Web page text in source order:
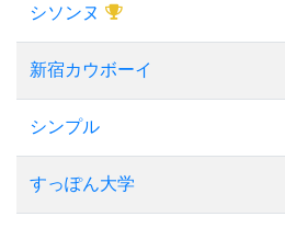
シソンヌ
新宿カウボーイ
シンプル
すっぽん大学